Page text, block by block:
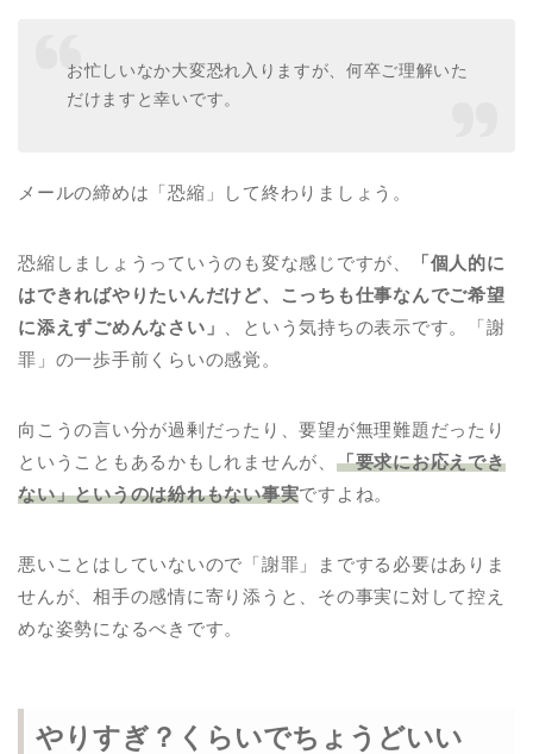
お忙しいなか大変恐れ入りますが、何卒ご理解いた
だけますと幸いです。
メールの締めは「恐縮」して終わりましょう。
恐縮しましょうっていうのも変な感じですが、
「個人的に
はできればやりたいんだけど、こっちも仕事なんでご希望
に添えずごめんなさい」
、という気持ちの表示です。「謝
罪」の一歩手前くらいの感覚。
向こうの言い分が過剰だったり、要望が無理難題だったり
ということもあるかもしれませんが、 「要求にお応えでき
ない」というのは紛れもない事実ですよね。
悪いことはしていないので「謝罪」までする必要はありま
せんが、相手の感情に寄り添うと、その事実に対して控え
めな姿勢になるべきです。
やりすぎ？くらいでちょうどいい